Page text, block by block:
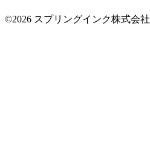
©2026 スプリングインク株式会社